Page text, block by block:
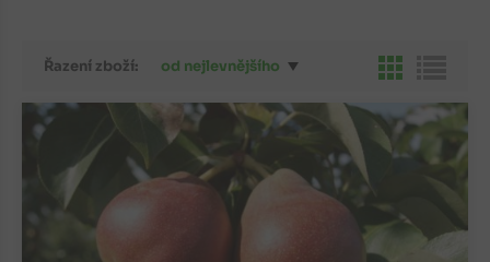
Řazení zboží: od nejlevnějšího